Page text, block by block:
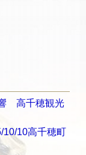
高千穂観光
10高千穂町